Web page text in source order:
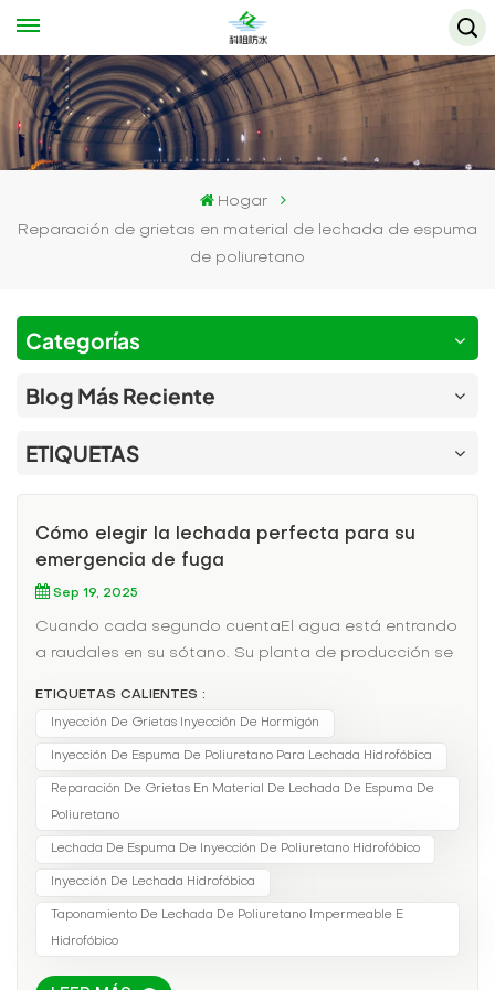
Hogar
Reparación de grietas en material de lechada de espuma
de poliuretano
Categorías
Blog Más Reciente
ETIQUETAS
Cómo elegir la lechada perfecta para su
emergencia de fuga
Sep 19, 2025
Cuando cada segundo cuentaEl agua está entrando
a raudales en su sótano. Su planta de producción se
crucial. La lechada adecuada puede marcar la
diferencia entre una solución rápida y un fracaso
catastrófico.La necesidad de velocidad: soluciones
de fraguado rápidoCurado rápido lechadas de
segundos para situaciones de emergenciaRelación
de expansión de hasta 20x para el relleno completo
de la cavidadAplicación subacuática
capacidadResistencia a la presión
ETIQUETAS CALIENTES :
Inyección De Grietas Inyección De Hormigón
Inyección De Espuma De Poliuretano Para Lechada Hidrofóbica
Reparación De Grietas En Material De Lechada De Espuma De
Poliuretano
Lechada De Espuma De Inyección De Poliuretano Hidrofóbico
Inyección De Lechada Hidrofóbica
Taponamiento De Lechada De Poliuretano Impermeable E
Hidrofóbico